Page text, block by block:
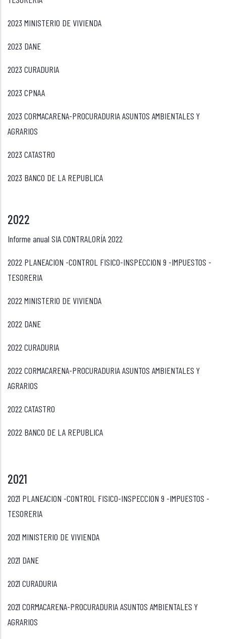
2023 MINISTERIO DE VIVIENDA
2023 DANE
2023 CURADURIA
2023 CPNAA
2023 CORMACARENA-PROCURADURIA ASUNTOS AMBIENTALES Y
AGRARIOS
2023 CATASTRO
2023 BANCO DE LA REPUBLICA
2022
Informe anual SIA CONTRALORÍA 2022
2022 PLANEACION -CONTROL FISICO-INSPECCION 9 -IMPUESTOS -
TESORERIA
2022 MINISTERIO DE VIVIENDA
2022 DANE
2022 CURADURIA
2022 CORMACARENA-PROCURADURIA ASUNTOS AMBIENTALES Y
AGRARIOS
2022 CATASTRO
2022 BANCO DE LA REPUBLICA
2021
2021 PLANEACION -CONTROL FISICO-INSPECCION 9 -IMPUESTOS -
TESORERIA
2021 MINISTERIO DE VIVIENDA
2021 DANE
2021 CURADURIA
2021 CORMACARENA-PROCURADURIA ASUNTOS AMBIENTALES Y
AGRARIOS